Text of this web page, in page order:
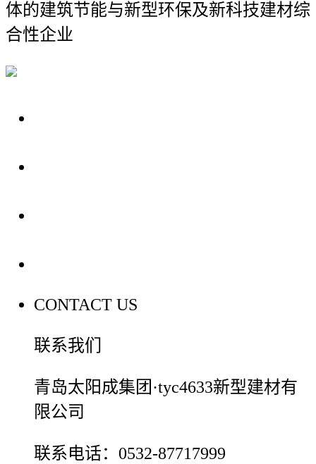
体的建筑节能与新型环保及新科技建材综
合性企业
CONTACT US
联系我们
青岛太阳成集团·tyc4633新型建材有
限公司
联系电话：0532-87717999